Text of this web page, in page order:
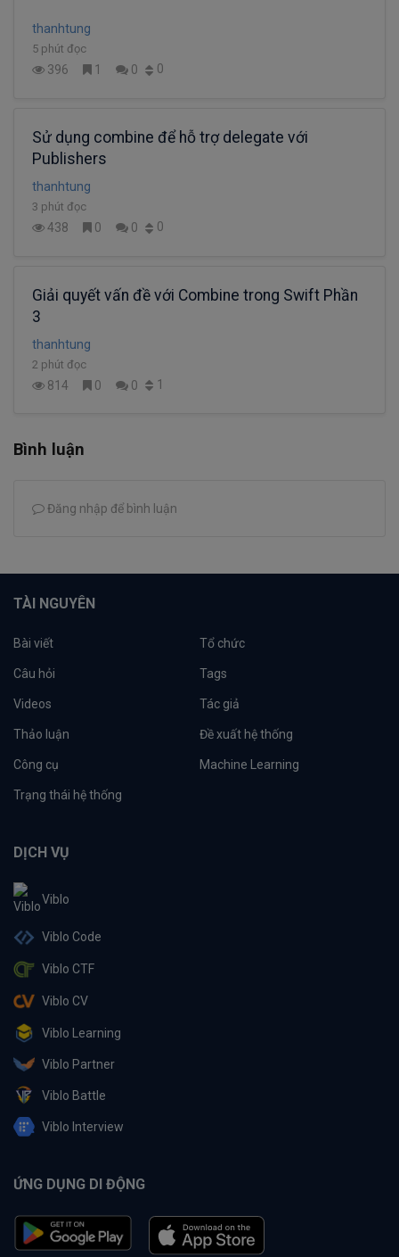
thanhtung
5 phút đọc
396 1 0 0
Sử dụng combine để hỗ trợ delegate với
Publishers
thanhtung
3 phút đọc
438 0 0 0
Giải quyết vấn đề với Combine trong Swift Phần
3
thanhtung
2 phút đọc
814 0 0 1
Bình luận
Đăng nhập để bình luận
TÀI NGUYÊN
Bài viết Tổ chức
Câu hỏi Tags
Videos Tác giả
Thảo luận Đề xuất hệ thống
Công cụ Machine Learning
Trạng thái hệ thống
DỊCH VỤ
Viblo
Viblo Code
Viblo CTF
Viblo CV
Viblo Learning
Viblo Partner
Viblo Battle
Viblo Interview
ỨNG DỤNG DI ĐỘNG